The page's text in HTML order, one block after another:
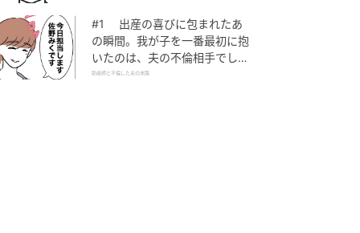
#1 出産の喜びに包まれたあ
の瞬間。我が子を一番最初に抱
いたのは、夫の不倫相手でし
た。
助産師と不倫した夫の末路